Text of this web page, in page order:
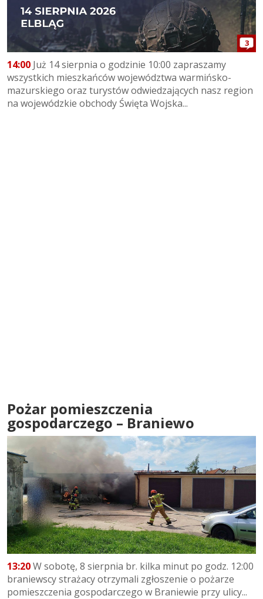
3
14:00 Już 14 sierpnia o godzinie 10:00 zapraszamy
wszystkich mieszkańców województwa warmińsko-
mazurskiego oraz turystów odwiedzających nasz region
na wojewódzkie obchody Święta Wojska...
Pożar pomieszczenia
gospodarczego – Braniewo
13:20W sobotę, 8 sierpnia br. kilka minut po godz. 12:00
braniewscy strażacy otrzymali zgłoszenie o pożarze
pomieszczenia gospodarczego w Braniewie przy ulicy...